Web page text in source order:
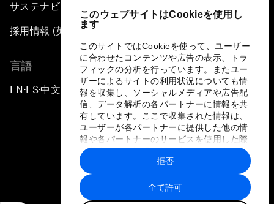
このウェブサイトはCookieを使用し
ます
このサイトではCookieを使って、ユーザー
に合わせたコンテンツや広告の表示、トラ
フィックの分析を行っています。またユー
ザーによるサイトの利用状況についても情
報を収集し、ソーシャルメディアや広告配
信、データ解析の各パートナーに情報を共
有しています。ここで収集された情報は、
ユーザーが各パートナーに提供した他の情
報や各パートナーのサービスを使用した際
に収集された情報と組み合わされ、各パー
トナーによって使用されることがありま
す。
全て許可
拒否
サステナビリティへの取り組み
採用情報 (英語のみ)
言語
EN ▪ES▪中文▪ 日本語
プライバシーポリシーと利用規約
サイトマップ